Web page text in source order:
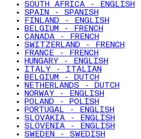
SOUTH AFRICA - ENGLISH
SPAIN - SPANISH
FINLAND - ENGLISH
BELGIUM - FRENCH
CANADA - FRENCH
SWITZERLAND - FRENCH
FRANCE - FRENCH
HUNGARY - ENGLISH
ITALY - ITALIAN
BELGIUM - DUTCH
NETHERLANDS - DUTCH
NORWAY - ENGLISH
POLAND - POLISH
PORTUGAL - ENGLISH
SLOVAKIA - ENGLISH
SLOVENIA - ENGLISH
SWEDEN - SWEDISH